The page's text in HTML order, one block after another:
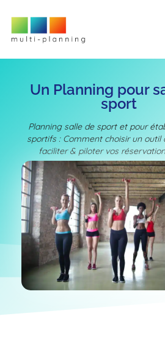
Un Planning pour
sport
Planning salle de sport et pour
sportifs : Comment choisir un outil
faciliter & piloter vos